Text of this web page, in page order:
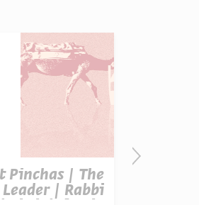
Pinchas | The
Leader | Rabbi